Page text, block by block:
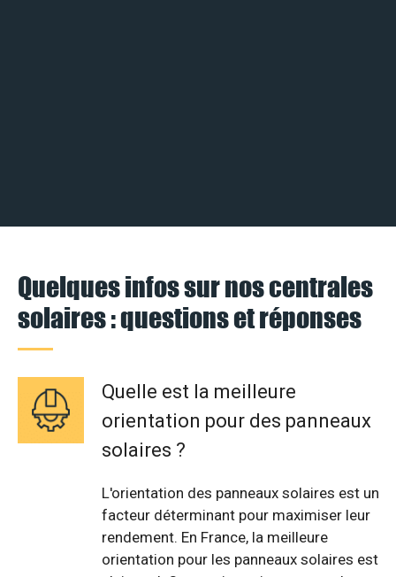
Quelques infos sur nos centrales
solaires : questions et réponses
Quelle est la meilleure
orientation pour des panneaux
solaires ?
L'orientation des panneaux solaires est un
facteur déterminant pour maximiser leur
rendement. En France, la meilleure
orientation pour les panneaux solaires est